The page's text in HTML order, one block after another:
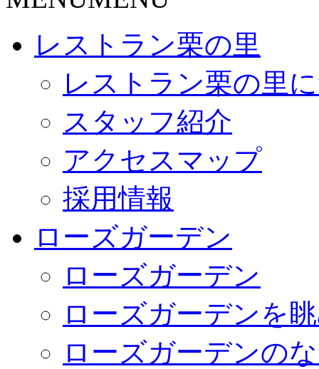
レストラン栗の里
レストラン栗の里
スタッフ紹介
アクセスマップ
採用情報
ローズガーデン
ローズガーデン
ローズガーデンを
ローズガーデンの